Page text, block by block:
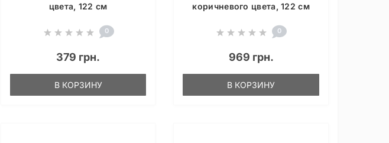
цвета, 122 см
0
379 грн.
В КОРЗИНУ
коричневого цвета, 122 см
0
969 грн.
В КОРЗИНУ